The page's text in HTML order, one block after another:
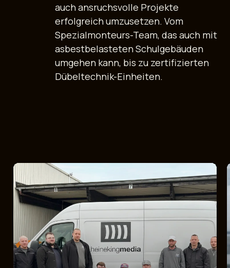
auch ansruchsvolle Projekte
erfolgreich umzusetzen. Vom
Spezialmonteurs-Team, das auch mit
asbestbelasteten Schulgebäuden
umgehen kann, bis zu zertifizierten
Dübeltechnik-Einheiten.